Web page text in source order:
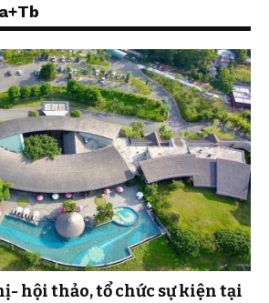
hội thảo, tổ chức sự kiện tại